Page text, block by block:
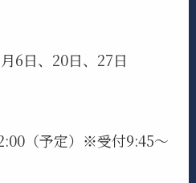
6日、20日、27日
（予定）※受付9:45～